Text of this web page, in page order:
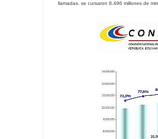
llamadas, se cursaron 8.496 millones de